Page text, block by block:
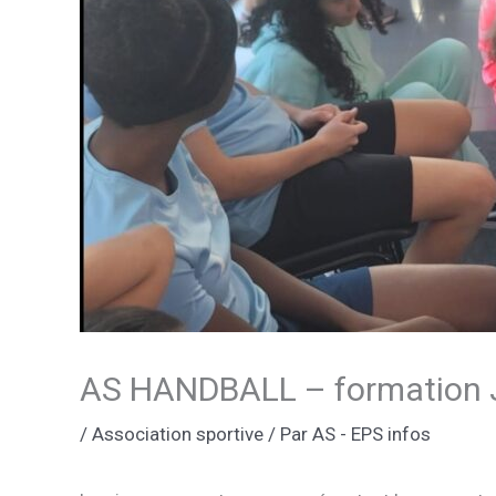
AS HANDBALL –
/ Association sportive / Par AS - EPS infos